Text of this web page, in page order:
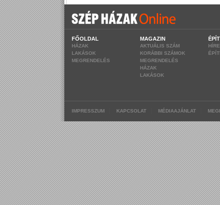
FŐOLDAL
HÁZAK
LAKÁSOK
MEGRENDELÉS
MAGAZIN
AKTUÁLIS SZÁM
KORÁBBI SZÁMOK
MEGRENDELÉS
HÁZAK
LAKÁSOK
IMPRESSZUM KAPCSOLAT MÉDIAAJÁNLAT